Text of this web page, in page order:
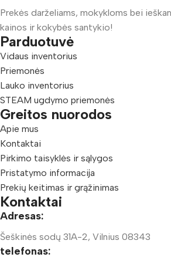
Prekės darželiams, mokykloms bei
kainos ir kokybės santykio!
Parduotuvė
Vidaus inventorius
Priemonės
Lauko inventorius
STEAM ugdymo priemonės
Greitos nuorodos
Apie mus
Kontaktai
Pirkimo taisyklės ir sąlygos
Pristatymo informacija
Prekių keitimas ir grąžinimas
Kontaktai
Adresas:
Šeškinės sodų 31A-2, Vilnius 08343
telefonas: